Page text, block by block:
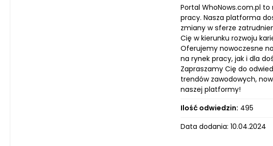
Portal WhoNows.com.pl
pracy. Nasza platforma
zmiany w sferze
Cię w kierunku rozwoju
Oferujemy nowoczesne
na rynek pracy, jak i dla
Zapraszamy Cię do
trendów zawodowych,
naszej platformy!
Ilość odwiedzin: 495
Data dodania: 10.04.2024